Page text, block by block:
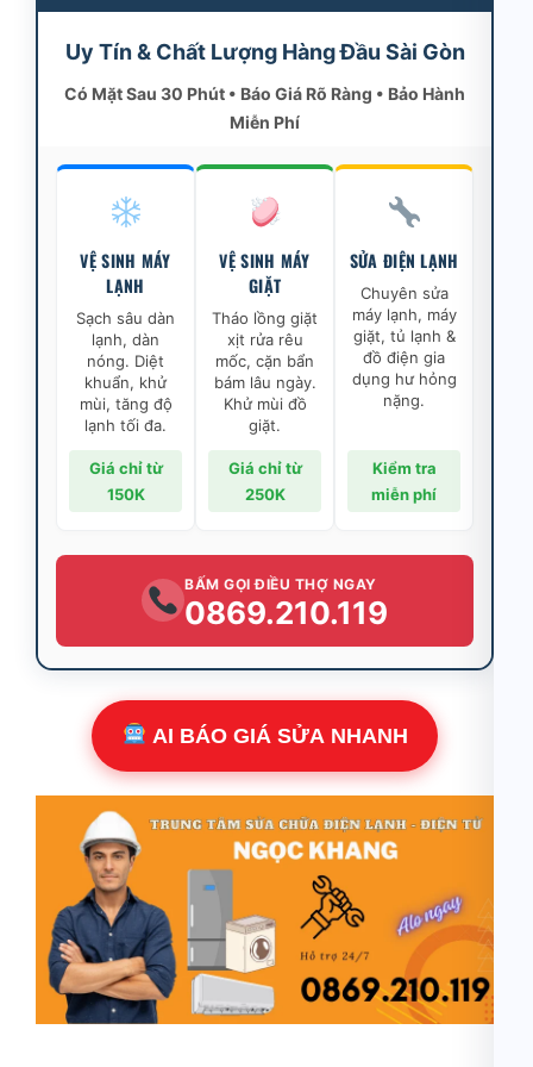
Uy Tín & Chất Lượng Hàng Đầu Sài Gòn
Có Mặt Sau 30 Phút • Báo Giá Rõ Ràng • Bảo Hành
Miễn Phí
VỆ SINH MÁY
LẠNH
Sạch sâu dàn
lạnh, dàn
nóng. Diệt
khuẩn, khử
mùi, tăng độ
lạnh tối đa.
Giá chỉ từ
150K
VỆ SINH MÁY
GIẶT
Tháo lồng giặt
xịt rửa rêu
mốc, cặn bẩn
bám lâu ngày.
Khử mùi đồ
giặt.
Giá chỉ từ
250K
SỬA ĐIỆN LẠNH
Chuyên sửa
máy lạnh, máy
giặt, tủ lạnh &
đồ điện gia
dụng hư hỏng
nặng.
Kiểm tra
miễn phí
BẤM GỌI ĐIỀU THỢ NGAY
0869.210.119
AI BÁO GIÁ SỬA NHANH